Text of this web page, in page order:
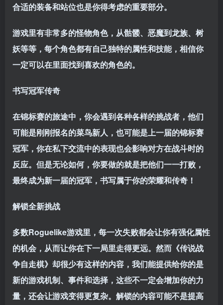
合适的装备和站位也是你得考虑的重要部分。
游戏里有非常多的怪物角色，从骷髅、恶魔到龙族、树
妖等等，每个角色都有自己独特的属性和技能，相信你
一定可以在里面找到喜欢的角色的。
书写冠军传奇
在锦标赛的旅途中，你会遇到各种各样的挑战者，他们
可能是刚刚报名的菜鸟新人，也可能是上一届的锦标赛
冠军，你在私下交流中的表现也会影响对方在战斗时的
反应。但是无论如何，你要做的就是把他们一一打败，
最终成为新一届的冠军，书写属于你的荣耀和传奇！
解锁全新挑战
多数Roguelike游戏里，每一次失败都会让你有强化属性
的机会，从而让你在下一局里走得更远。然而《传说战
争自走棋》却很少有这样的内容，我们能提供给你的是
新的游戏机制、事件和选择，这些不一定会增加你的力
量，还会让游戏变得更复杂。解锁的内容可能不是提高